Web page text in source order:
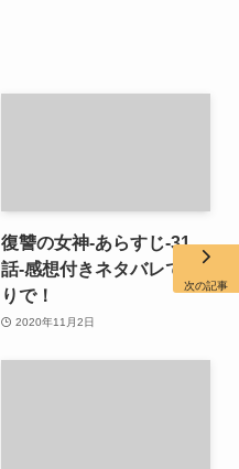
復讐の女神-あらすじ-31
話-感想付きネタバレであ
りで！
2020年11月2日
次の記事